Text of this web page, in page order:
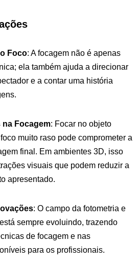
Foco: A focagem não é apenas
ela também ajuda a direcionar
e a contar uma história
na Focagem: Focar no objeto
muito raso pode comprometer a
final. Em ambientes 3D, isso
visuais que podem reduzir a
apresentado.
: O campo da fotometria e
sempre evoluindo, trazendo
de focagem e nas
para os profissionais.